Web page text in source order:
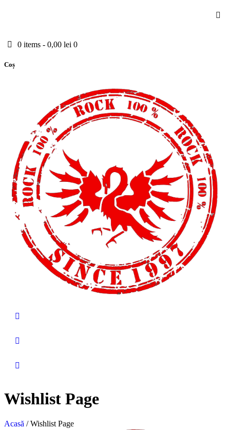
0 items -0,00 lei 0
Coș
Wishlist Page
Acasă / Wishlist Page